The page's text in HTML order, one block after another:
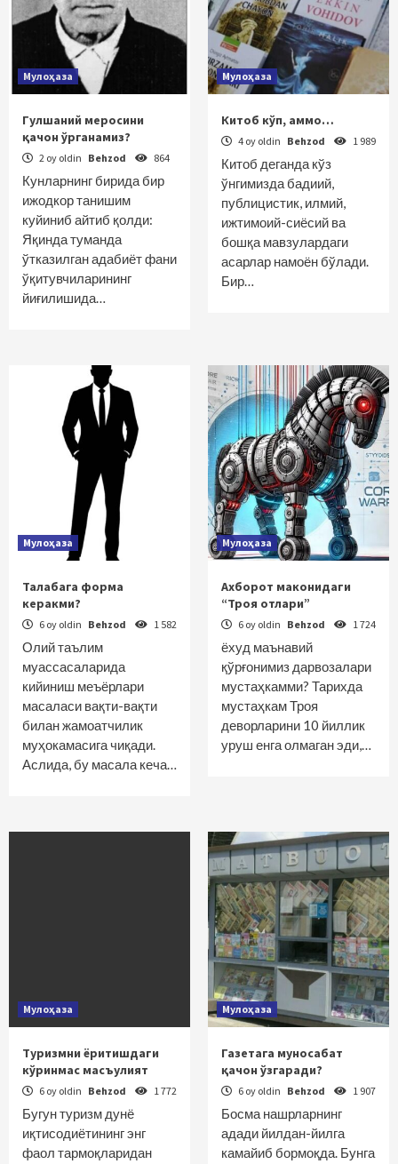
Мулоҳаза
Гулшаний меросини
қачон ўрганамиз?
2 oy oldin Behzod 864
Кунларнинг бирида бир
ижодкор танишим
куйиниб айтиб қолди:
Яқинда туманда
ўтказилган адабиёт фани
ўқитувчиларининг
йиғилишида…
Мулоҳаза
Китоб кўп, аммо…
4 oy oldin Behzod 1 989
Китоб деганда кўз
ўнгимизда бадиий,
публицистик, илмий,
ижтимоий-сиёсий ва
бошқа мавзулардаги
асарлар намоён бўлади.
Бир…
Мулоҳаза
Талабага форма
керакми?
6 oy oldin Behzod 1 582
Олий таълим
муассасаларида
кийиниш меъёрлари
масаласи вақти-вақти
билан жамоатчилик
муҳокамасига чиқади.
Аслида, бу масала кеча…
Мулоҳаза
Ахборот маконидаги
“Троя отлари”
6 oy oldin Behzod 1 724
ёхуд маънавий
қўрғонимиз дарвозалари
мустаҳкамми? Тарихда
мустаҳкам Троя
деворларини 10 йиллик
уруш енга олмаган эди,…
Мулоҳаза
Туризмни ёритишдаги
кўринмас масъулият
6 oy oldin Behzod 1 772
Бугун туризм дунё
иқтисодиётининг энг
фаол тармоқларидан
Мулоҳаза
Газетага муносабат
қачон ўзгаради?
6 oy oldin Behzod 1 907
Босма нашрларнинг
адади йилдан-йилга
камайиб бормоқда. Бунга